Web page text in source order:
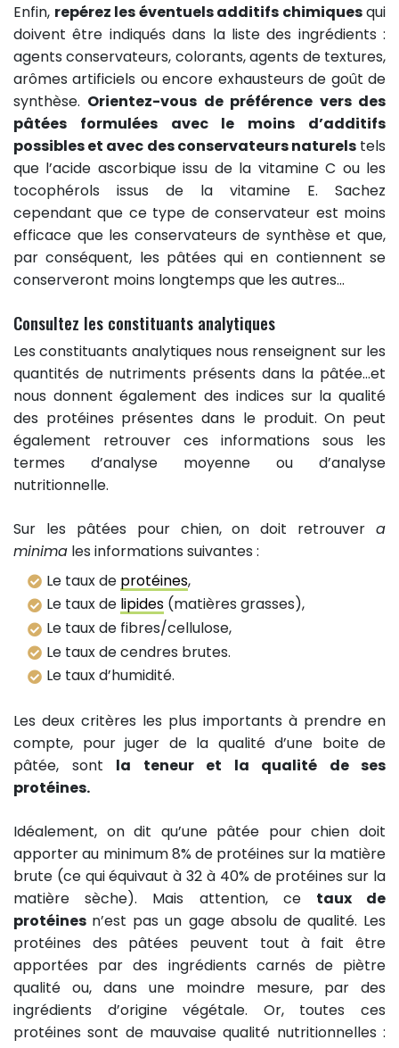
Enfin, repérez les éventuels additifs chimiquesqui
doivent être indiqués dans la liste des ingrédients :
agents conservateurs, colorants, agents de textures,
arômes artificiels ou encore exhausteurs de goût de
synthèse. Orientez-vous de préférence vers des
pâtées formulées avec le moins d’additifs
possibles et avec des conservateurs naturelstels
que l’acide ascorbique issu de la vitamine C ou les
tocophérols issus de la vitamine E. Sachez
cependant que ce type de conservateur est moins
efficace que les conservateurs de synthèse et que,
par conséquent, les pâtées qui en contiennent se
conserveront moins longtemps que les autres…
Consultez les constituants analytiques
Les constituants analytiques nous renseignent sur les
quantités de nutriments présents dans la pâtée…et
nous donnent également des indices sur la qualité
des protéines présentes dans le produit. On peut
également retrouver ces informations sous les
termes d’analyse moyenne ou d’analyse
nutritionnelle.
Sur les pâtées pour chien, on doit retrouver a
minima les informations suivantes :
Le taux de protéines,
Le taux de lipides (matières grasses),
Le taux de fibres/cellulose,
Le taux de cendres brutes.
Le taux d’humidité.
Les deux critères les plus importants à prendre en
compte, pour juger de la qualité d’une boite de
pâtée, sont la teneur et la qualité de ses
protéines.
Idéalement, on dit qu’une pâtée pour chien doit
apporter au minimum 8% de protéines sur la matière
brute (ce qui équivaut à 32 à 40% de protéines sur la
matière sèche). Mais attention, ce taux de
protéines n’est pas un gage absolu de qualité. Les
protéines des pâtées peuvent tout à fait être
apportées par des ingrédients carnés de piètre
qualité ou, dans une moindre mesure, par des
ingrédients d’origine végétale. Or, toutes ces
protéines sont de mauvaise qualité nutritionnelles :